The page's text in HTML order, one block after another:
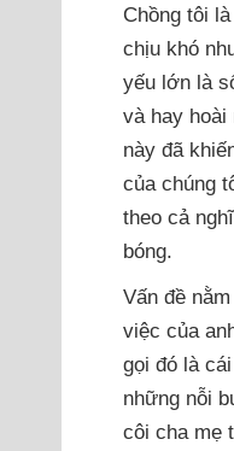
Chồng tôi
chịu khó
yếu lớn là
và hay hoài
này đã
của chúng
theo cả
bóng.
Vấn đề
việc của
gọi đó là
những nỗi
côi cha mẹ